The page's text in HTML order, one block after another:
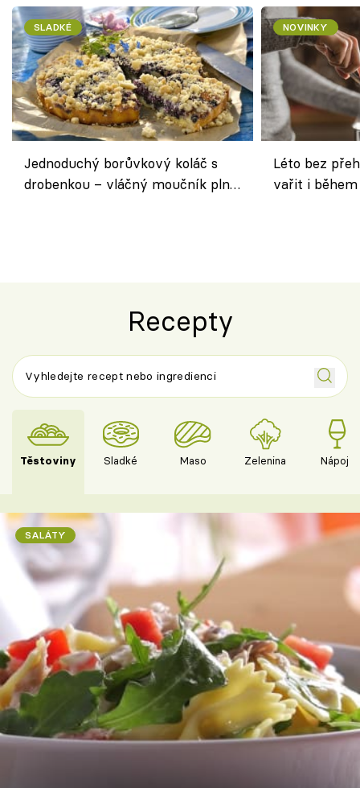
SLADKÉ
Jednoduchý borůvkový koláč s
drobenkou – vláčný moučník plný
NOVINKY
Léto bez
vařit i
Recepty
Těstoviny Sladké Maso Zelenina Nápoje
SALÁTY